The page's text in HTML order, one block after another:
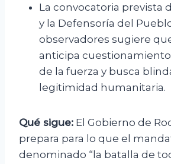
La convocatoria prevista
y la Defensoría del
observadores sugiere
anticipa
de la fuerza y busca
legitimidad humanitaria.
Qué sigue: El Gobierno de
prepara para lo que el
denominado “la batalla de